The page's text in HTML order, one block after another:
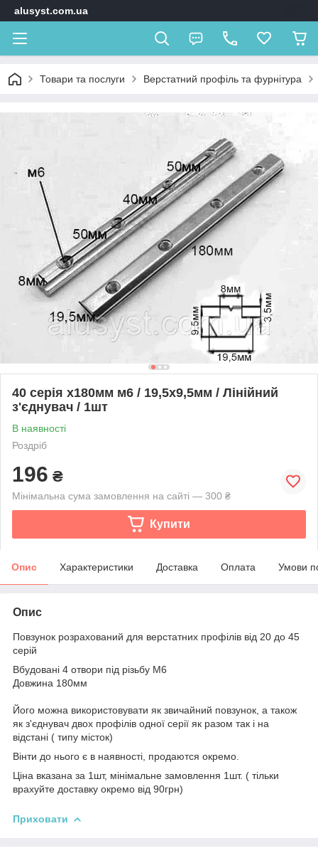
alusyst.com.ua
Товари та послуги Верстатний профіль та фурнітура
40 серія х180мм м6 / 19,5х9,5мм / Лінійний
з'єднувач / 1шт
В наявності
Роздріб
196 ₴
Мінімальна сума замовлення на сайті — 300 ₴
Купити
Опис Характеристики Доставка Оплата Умови
Опис
Повзунок розрахований для верстатних профілів від 20 до 45
серій
Вбудовані 4 отвори під різьбу М6
Довжина 180мм
Його можна використовувати як звичайний повзунок, а також
як з'єднувач двох профілів одної серії як разом так і на
відстані ( типу місток)
Вінти до нього є в наявності, продаются окремо.
Ціна вказана за 1шт, мінімальне замовлення 1шт. ( тільки
врахуйте доставку окремо від 90грн)
Приховати